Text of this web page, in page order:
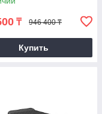
₸ 946 400 ₸
Купить